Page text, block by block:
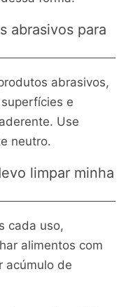
abrasivos para
abrasivos,
e
Use
neutro.
limpar minha
cada uso,
alimentos com
acúmulo de